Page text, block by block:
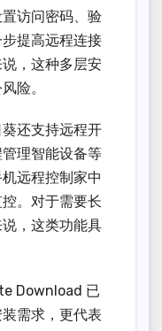
访问密码、验
提高远程连接
，这种多层安
险。
还支持远程开
理智能设备等
远程控制家中
。对于需要长
，这类功能具
Download 已
需求，更代表